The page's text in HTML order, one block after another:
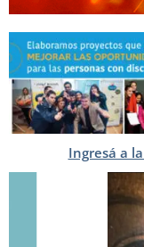
Ingresá a